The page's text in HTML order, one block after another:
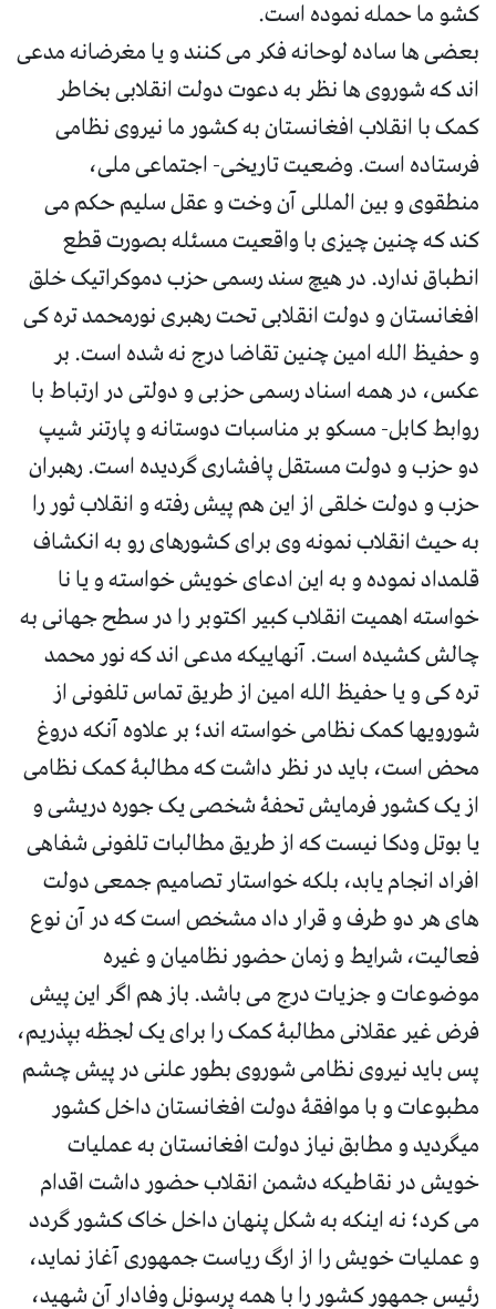
کشو ما حمله نموده است.
بعضی ها ساده لوحانه فکر می کنند و یا مغرضانه مدعی
اند که شوروی ها نظر به دعوت دولت انقلابی بخاطر
کمک با انقلاب افغانستان به کشور ما نیروی نظامی
فرستاده است. وضعیت تاریخی- اجتماعی ملی،
منطقوی و بین المللی آن وخت و عقل سلیم حکم می
کند که چنین چیزی با واقعیت مسئله بصورت قطع
انطباق ندارد. در هیچ سند رسمی حزب دموکراتیک خلق
افغانستان و دولت انقلابی تحت رهبری نورمحمد تره کی
و حفیظ الله امین چنین تقاضا درج نه شده است. بر
عکس، در همه اسناد رسمی حزبی و دولتی در ارتباط با
روابط کابل- مسکو بر مناسبات دوستانه و پارتنر شیپ
دو حزب و دولت مستقل پافشاری گردیده است. رهبران
حزب و دولت خلقی از این هم پیش رفته و انقلاب ثور را
به حیث انقلاب نمونه وی برای کشورهای رو به انکشاف
قلمداد نموده و به این ادعای خویش خواسته و یا نا
خواسته اهمیت انقلاب کبیر اکتوبر را در سطح جهانی به
چالش کشیده است. آنهاییکه مدعی اند که نور محمد
تره کی و یا حفیظ الله امین از طریق تماس تلفونی از
شورویها کمک نظامی خواسته اند؛ بر علاوه آنکه دروغ
محض است، باید در نظر داشت که مطالبۀ کمک نظامی
از یک کشور فرمایش تحفۀ شخصی یک جوره دریشی و
یا بوتل ودکا نیست که از طریق مطالبات تلفونی شفاهی
افراد انجام یابد، بلکه خواستار تصامیم جمعی دولت
های هر دو طرف و قرار داد مشخص است که در آن نوع
فعالیت، شرایط و زمان حضور نظامیان و غیره
موضوعات و جزیات درج می باشد. باز هم اگر این پیش
فرض غیر عقلانی مطالبۀ کمک را برای یک لجظه بپذریم،
پس باید نیروی نظامی شوروی بطور علنی در پیش چشم
مطبوعات و با موافقۀ دولت افغانستان داخل کشور
میگردید و مطابق نیاز دولت افغانستان به عملیات
خویش در نقاطیکه دشمن انقلاب حضور داشت اقدام
می کرد؛ نه اینکه به شکل پنهان داخل خاک کشور گردد
و عملیات خویش را از ارگ ریاست جمهوری آغاز نماید،
رئیس جمهور کشور را با همه پرسونل وفادار آن شهید،